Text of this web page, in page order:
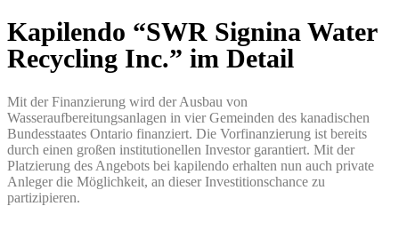
Kapilendo “SWR Signina Water
Recycling Inc.” im Detail
Mit der Finanzierung wird der Ausbau von
Wasseraufbereitungsanlagen in vier Gemeinden des kanadischen
Bundesstaates Ontario finanziert. Die Vorfinanzierung ist bereits
durch einen großen institutionellen Investor garantiert. Mit der
Platzierung des Angebots bei kapilendo erhalten nun auch private
Anleger die Möglichkeit, an dieser Investitionschance zu
partizipieren.